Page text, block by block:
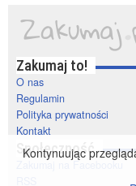
Zakumaj to!
O nas
Regulamin
Polityka prywatności
Kontakt
Społeczność
Zakumaj na Facebooku
Kontynuując